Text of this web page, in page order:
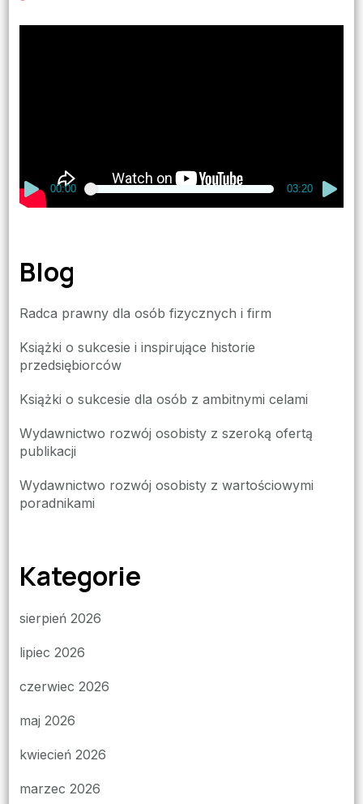
00:00 03:20
Blog
Radca prawny dla osób fizycznych i firm
Książki o sukcesie i inspirujące historie
przedsiębiorców
Książki o sukcesie dla osób z ambitnymi celami
Wydawnictwo rozwój osobisty z szeroką ofertą
publikacji
Wydawnictwo rozwój osobisty z wartościowymi
poradnikami
Kategorie
sierpień 2026
lipiec 2026
czerwiec 2026
maj 2026
kwiecień 2026
marzec 2026